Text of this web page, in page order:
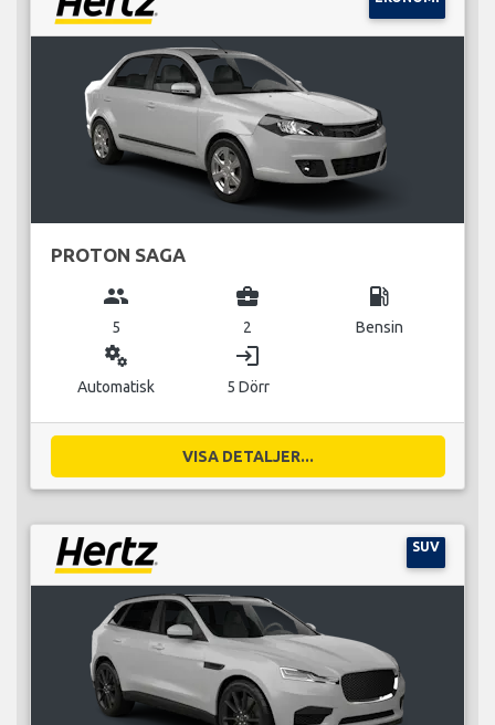
PROTON SAGA
group
5
business_center
2
local_gas_station
Bensin
miscellaneous_services
Automatisk
login
5 Dörr
VISA DETALJER...
SUV